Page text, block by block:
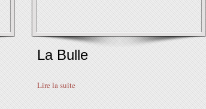
La Bulle
Lire la suite